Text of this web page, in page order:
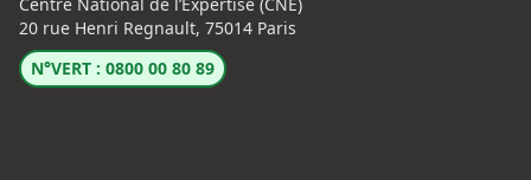
20 rue Henri Regnault, 75014 Paris
N°VERT : 0800 00 80 89